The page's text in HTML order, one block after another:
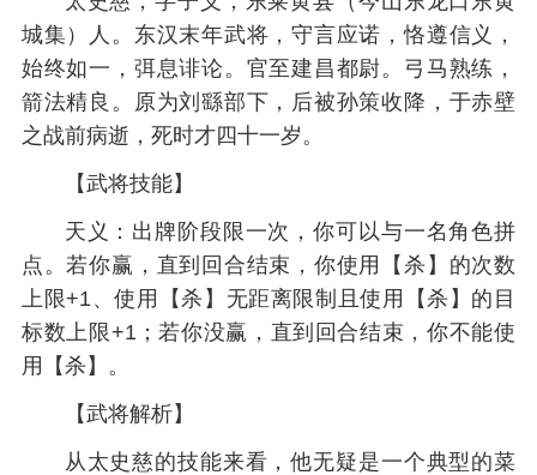
城集）人。东汉末年武将，守言应诺，恪遵信义，
始终如一，弭息诽论。官至建昌都尉。弓马熟练，
箭法精良。原为刘繇部下，后被孙策收降，于赤壁
之战前病逝，死时才四十一岁。
【武将技能】
天义：出牌阶段限一次，你可以与一名角色拼
点。若你赢，直到回合结束，你使用【杀】的次数
上限+1、使用【杀】无距离限制且使用【杀】的目
标数上限+1；若你没赢，直到回合结束，你不能使
用【杀】。
【武将解析】
从太史慈的技能来看，他无疑是一个典型的菜